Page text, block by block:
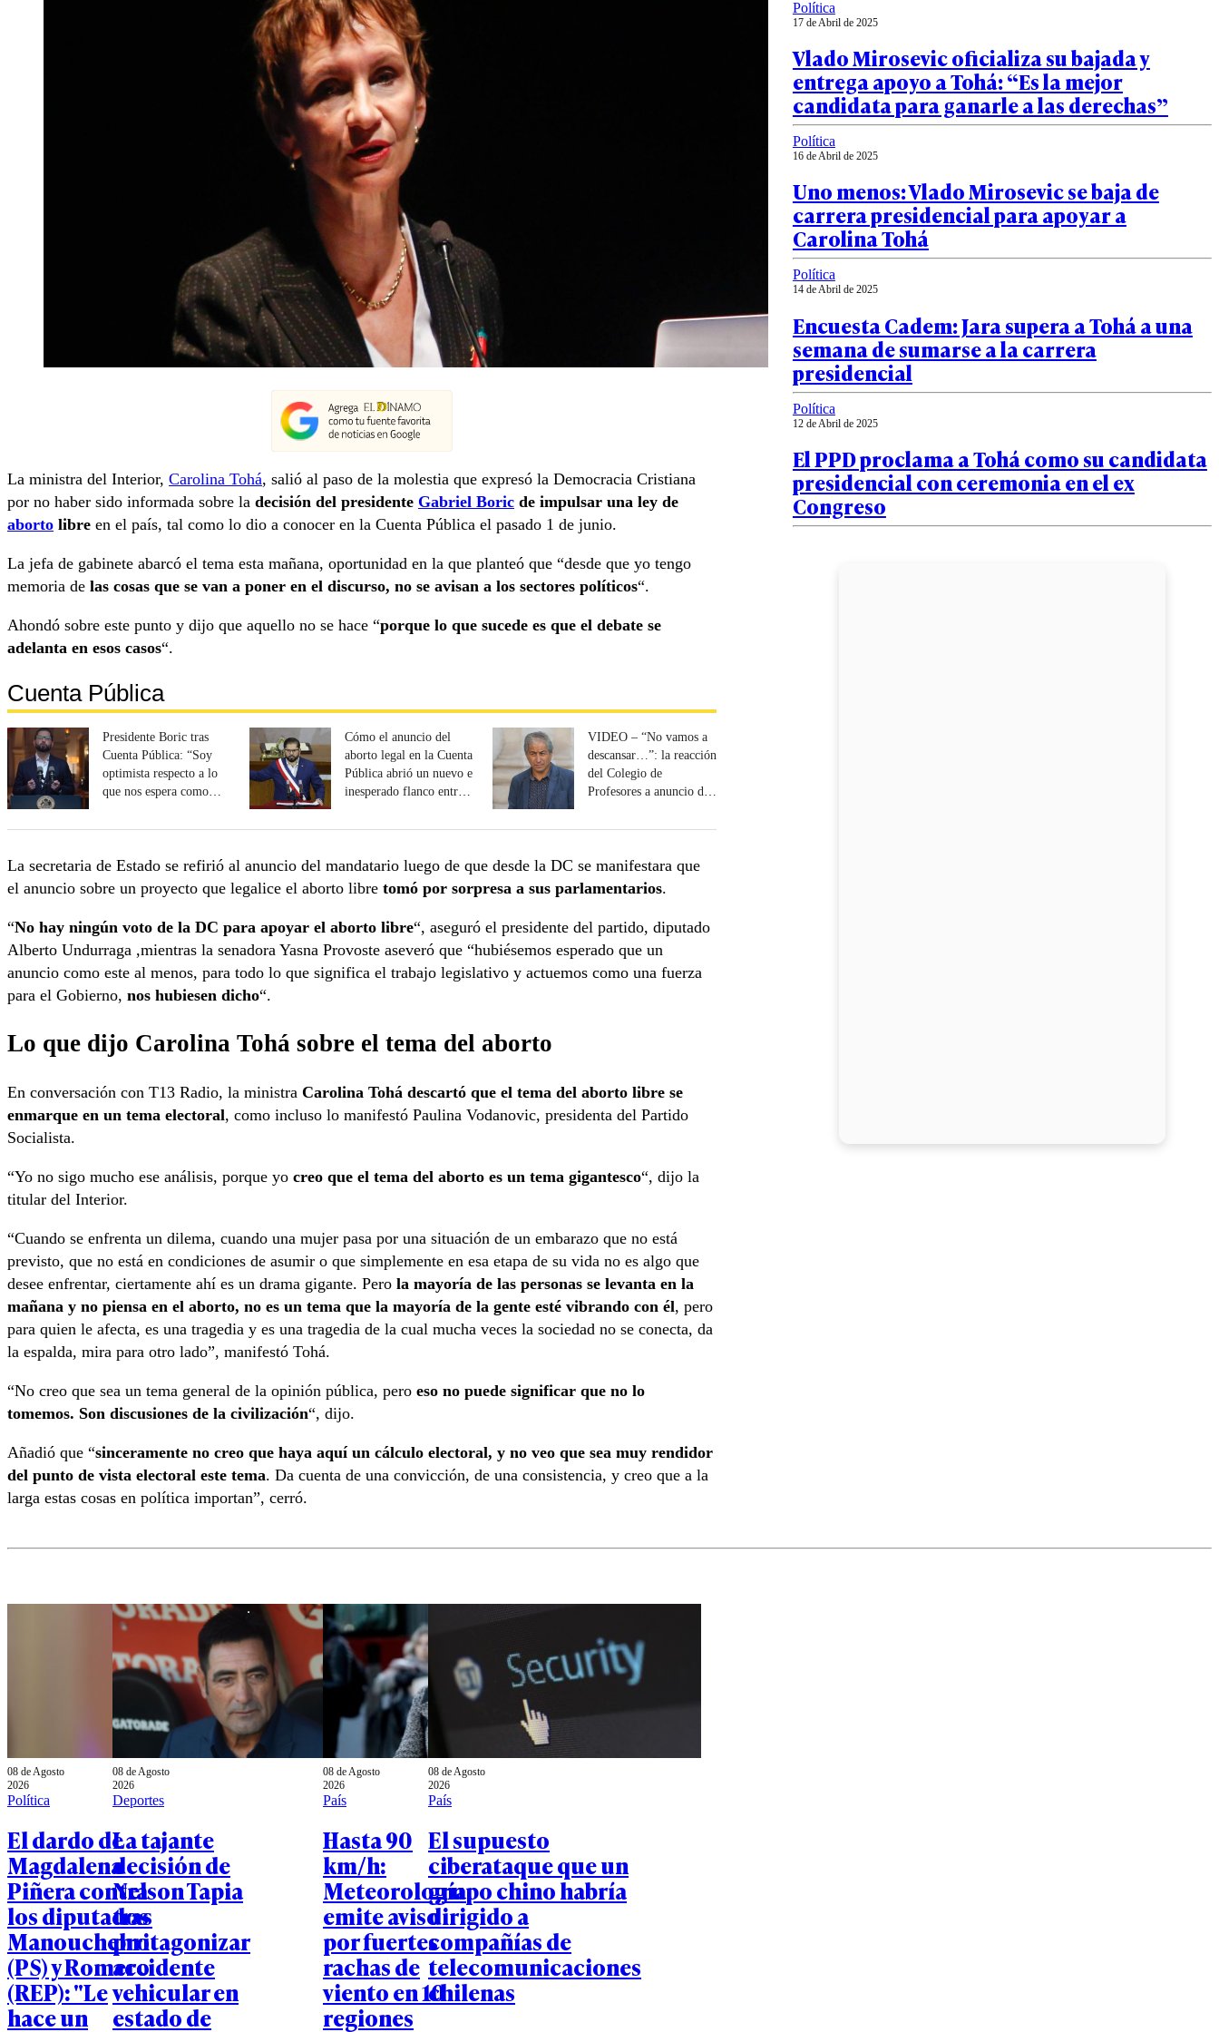
La ministra del Interior, Carolina Tohá, salió al paso de la molestia que expresó la Democracia Cristiana
por no haber sido informada sobre la decisión del presidente Gabriel Boric de impulsar una ley de
aborto libre en el país, tal como lo dio a conocer en la Cuenta Pública el pasado 1 de junio.
La jefa de gabinete abarcó el tema esta mañana, oportunidad en la que planteó que “desde que yo tengo
memoria de las cosas que se van a poner en el discurso, no se avisan a los sectores políticos“.
Ahondó sobre este punto y dijo que aquello no se hace “porque lo que sucede es que el debate se
adelanta en esos casos“.
Cuenta Pública
Presidente Boric tras
Cuenta Pública: “Soy
optimista respecto a lo
que nos espera como
Cómo el anuncio del
aborto legal en la Cuenta
Pública abrió un nuevo e
inesperado flanco entre
Congreso
VIDEO – “No vamos a
descansar…”: la reacción
del Colegio de
Profesores a anuncio de
histórica
La secretaria de Estado se refirió al anuncio del mandatario luego de que desde la DC se manifestara que
el anuncio sobre un proyecto que legalice el aborto libre tomó por sorpresa a sus parlamentarios.
“No hay ningún voto de la DC para apoyar el aborto libre“, aseguró el presidente del partido, diputado
Alberto Undurraga ,mientras la senadora Yasna Provoste aseveró que “hubiésemos esperado que un
anuncio como este al menos, para todo lo que significa el trabajo legislativo y actuemos como una fuerza
para el Gobierno, nos hubiesen dicho“.
Lo que dijo Carolina Tohá sobre el tema del aborto
En conversación con T13 Radio, la ministra Carolina Tohá descartó que el tema del aborto libre se
enmarque en un tema electoral, como incluso lo manifestó Paulina Vodanovic, presidenta del Partido
Socialista.
“Yo no sigo mucho ese análisis, porque yo creo que el tema del aborto es un tema gigantesco“, dijo la
titular del Interior.
“Cuando se enfrenta un dilema, cuando una mujer pasa por una situación de un embarazo que no está
previsto, que no está en condiciones de asumir o que simplemente en esa etapa de su vida no es algo que
desee enfrentar, ciertamente ahí es un drama gigante. Pero la mayoría de las personas se levanta en la
mañana y no piensa en el aborto, no es un tema que la mayoría de la gente esté vibrando con él, pero
para quien le afecta, es una tragedia y es una tragedia de la cual mucha veces la sociedad no se conecta, da
la espalda, mira para otro lado”, manifestó Tohá.
“No creo que sea un tema general de la opinión pública, pero eso no puede significar que no lo
tomemos. Son discusiones de la civilización“, dijo.
Añadió que “sinceramente no creo que haya aquí un cálculo electoral, y no veo que sea muy rendidor
del punto de vista electoral este tema. Da cuenta de una convicción, de una consistencia, y creo que a la
larga estas cosas en política importan”, cerró.
Política
17 de Abril de 2025
Vlado Mirosevic oficializa su bajada y
entrega apoyo a Tohá: “Es la mejor
candidata para ganarle a las derechas”
Política
16 de Abril de 2025
Uno menos: Vlado Mirosevic se baja de
carrera presidencial para apoyar a
Carolina Tohá
Política
14 de Abril de 2025
Encuesta Cadem: Jara supera a Tohá a una
semana de sumarse a la carrera
presidencial
Política
12 de Abril de 2025
El PPD proclama a Tohá como su candidata
presidencial con ceremonia en el ex
Congreso
08 de Agosto
2026
Política
El dardo de
Magdalena
Piñera contra
los diputados
Manouchehri
(PS) y Romero
(REP): "Le
hace un
08 de Agosto
2026
Deportes
La tajante
decisión de
Nelson Tapia
tras
protagonizar
accidente
vehicular en
estado de
08 de Agosto
2026
País
Hasta 90
km/h:
Meteorología
emite aviso
por fuertes
rachas de
viento en 10
regiones
08 de Agosto
2026
País
El supuesto
ciberataque que un
grupo chino habría
dirigido a
compañías de
telecomunicaciones
chilenas